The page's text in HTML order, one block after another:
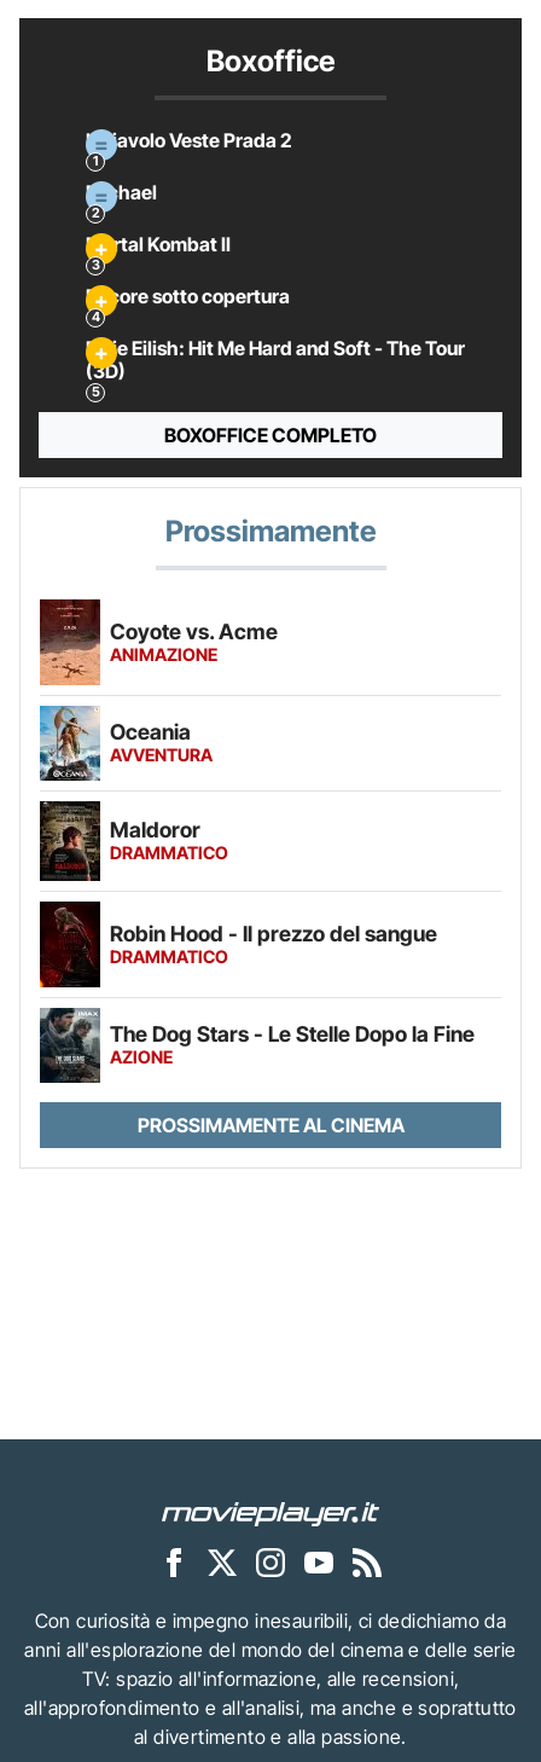
Boxoffice
Il Diavolo Veste Prada 2
Michael
Mortal Kombat II
Pecore sotto copertura
Billie Eilish: Hit Me Hard and Soft - The Tour
(3D)
BOXOFFICE COMPLETO
Prossimamente
Coyote vs. Acme
ANIMAZIONE
Oceania
AVVENTURA
Maldoror
DRAMMATICO
Robin Hood - Il prezzo del sangue
DRAMMATICO
The Dog Stars - Le Stelle Dopo la Fine
AZIONE
PROSSIMAMENTE AL CINEMA
Con curiosità e impegno inesauribili, ci dedichiamo da
anni all'esplorazione del mondo del cinema e delle serie
TV: spazio all'informazione, alle recensioni,
all'approfondimento e all'analisi, ma anche e soprattutto
al divertimento e alla passione.